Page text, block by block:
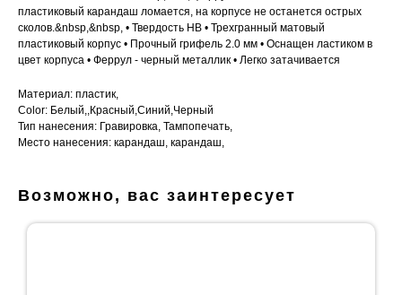
пластиковый карандаш ломается, на корпусе не останется острых
сколов.&nbsp,&nbsp, • Твердость HB • Трехгранный матовый
пластиковый корпус • Прочный грифель 2.0 мм • Оснащен ластиком в
цвет корпуса • Феррул - черный металлик • Легко затачивается
Материал: пластик,
Color: Белый,,Красный,Синий,Черный
Тип нанесения: Гравировка, Тампопечать,
Место нанесения: карандаш, карандаш,
Возможно, вас заинтересует